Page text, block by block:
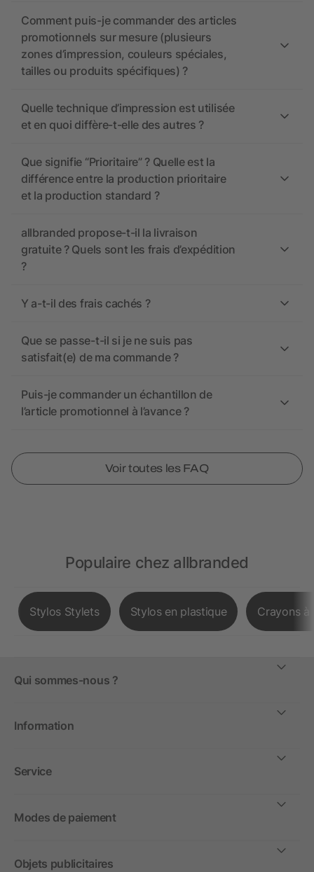
Comment puis-je commander des articles
promotionnels sur mesure (plusieurs
zones d’impression, couleurs spéciales,
tailles ou produits spécifiques) ?
Quelle technique d’impression est utilisée
et en quoi diffère-t-elle des autres ?
Que signifie “Prioritaire” ? Quelle est la
différence entre la production prioritaire
et la production standard ?
allbranded propose-t-il la livraison
gratuite ? Quels sont les frais d’expédition
?
Y a-t-il des frais cachés ?
Que se passe-t-il si je ne suis pas
satisfait(e) de ma commande ?
Puis-je commander un échantillon de
l’article promotionnel à l’avance ?
Voir toutes les FAQ
Populaire chez allbranded
Stylos Stylets Stylos en plastique Crayons à
Qui sommes-nous ?
Information
Service
Modes de paiement
Objets publicitaires